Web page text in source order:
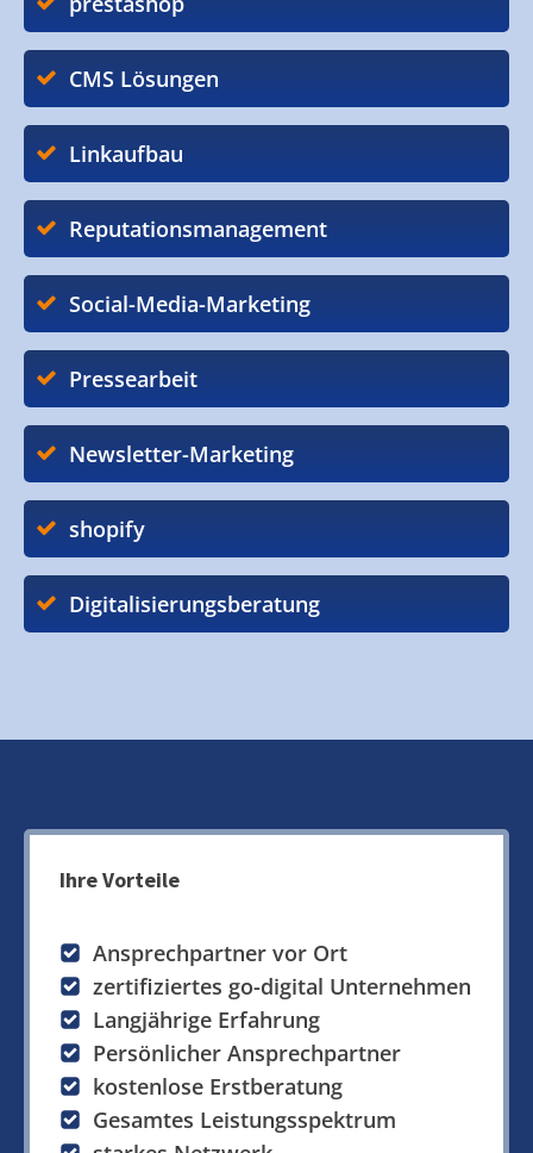
CMS Lösungen
Linkaufbau
Reputationsmanagement
Social-Media-Marketing
Pressearbeit
Newsletter-Marketing
shopify
Digitalisierungsberatung
Ihre Vorteile
Ansprechpartner vor Ort
zertifiziertes go-digital Unternehmen
Langjährige Erfahrung
Persönlicher Ansprechpartner
kostenlose Erstberatung
Gesamtes Leistungsspektrum